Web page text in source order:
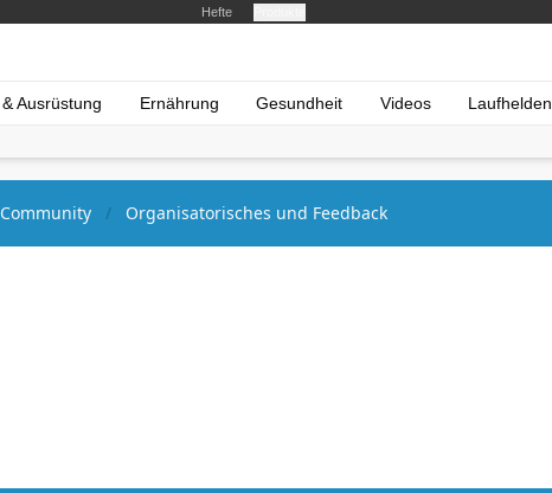
Hefte
Ausrüstung Ernährung Gesundheit Videos Laufhelden
Organisatorisches und Feedback